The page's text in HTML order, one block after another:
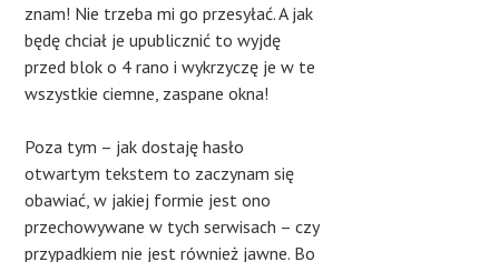
znam! Nie trzeba mi go przesyłać. A jak
będę chciał je upublicznić to wyjdę
przed blok o 4 rano i wykrzyczę je w te
wszystkie ciemne, zaspane okna!
Poza tym – jak dostaję hasło
otwartym tekstem to zaczynam się
obawiać, w jakiej formie jest ono
przechowywane w tych serwisach – czy
przypadkiem nie jest również jawne. Bo